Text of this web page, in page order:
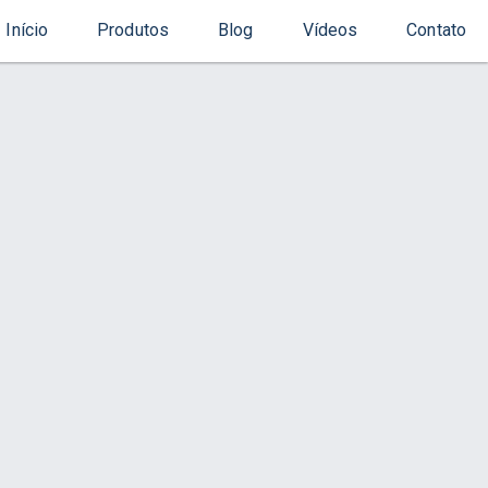
Início Produtos Blog Vídeos Contato